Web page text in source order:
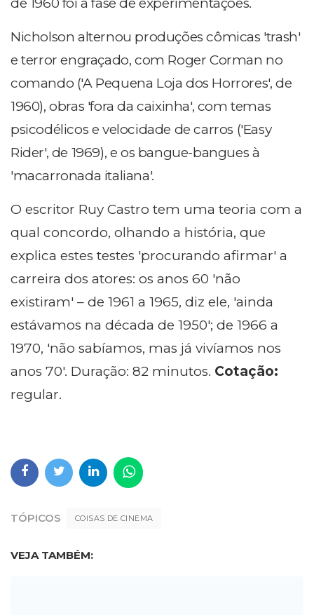
de 1960 foi a fase de experimentações.
Nicholson alternou produções cômicas 'trash'
e terror engraçado, com Roger Corman no
comando ('A Pequena Loja dos Horrores', de
1960), obras 'fora da caixinha', com temas
psicodélicos e velocidade de carros ('Easy
Rider', de 1969), e os bangue-bangues à
'macarronada italiana'.
O escritor Ruy Castro tem uma teoria com a
qual concordo, olhando a história, que
explica estes testes 'procurando afirmar' a
carreira dos atores: os anos 60 'não
existiram' – de 1961 a 1965, diz ele, 'ainda
estávamos na década de 1950'; de 1966 a
1970, 'não sabíamos, mas já vivíamos nos
anos 70'. Duração: 82 minutos. Cotação:
regular.
TÓPICOS COISAS DE CINEMA
VEJA TAMBÉM: